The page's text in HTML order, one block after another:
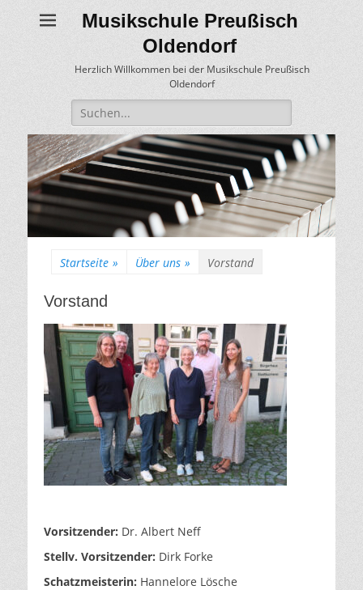
Musikschule Preußisch
Oldendorf
Herzlich Willkommen bei der Musikschule Preußisch
Oldendorf
Suche
für:
Startseite » Über uns » Vorstand
Vorstand
Vorsitzender: Dr. Albert Neff
Stellv. Vorsitzender: Dirk Forke
Schatzmeisterin: Hannelore Lösche